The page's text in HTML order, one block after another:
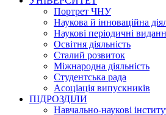
Портрет ЧНУ
Наукова й інноваційна
Наукові періодичні
Освітня діяльність
Сталий розвиток
Міжнародна діяльність
Студентська рада
Асоціація випускників
ПІДРОЗДІЛИ
Навчально-наукові